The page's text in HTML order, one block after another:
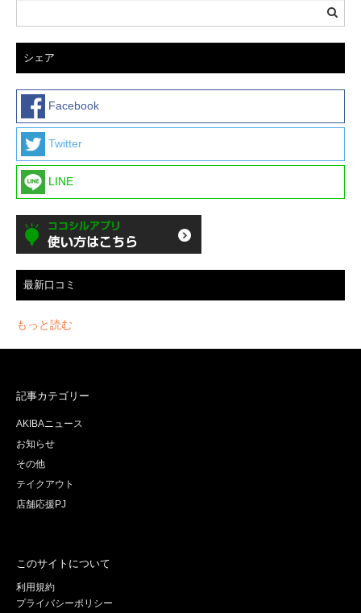
シェア
Facebook
Twitter
LINE
最新口コミ
もっと読む
記事カテゴリー
AKIBAニュース
お知らせ
その他
テイクアウト
店舗応援PJ
このサイトについて
利用規約
プライバシーポリシー